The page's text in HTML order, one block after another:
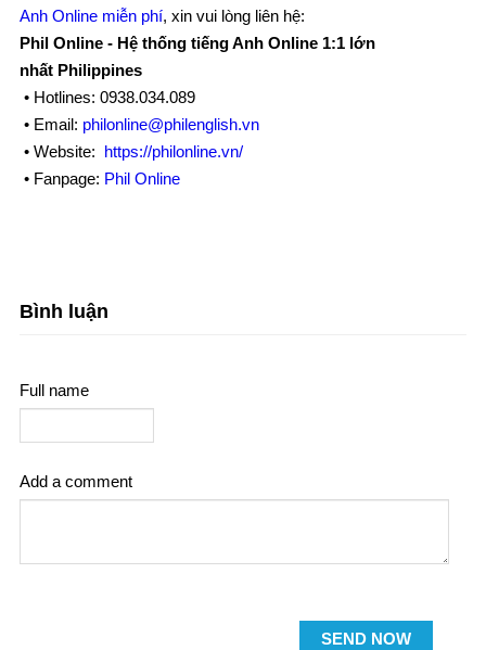
Anh Online miễn phí, xin vui lòng liên hệ:
Phil Online - Hệ thống tiếng Anh Online 1:1 lớn
nhất Philippines
• Hotlines: 0938.034.089
• Email: philonline@philenglish.vn
• Website: https://philonline.vn/
• Fanpage: Phil Online
Bình luận
Full name
Add a comment
SEND NOW